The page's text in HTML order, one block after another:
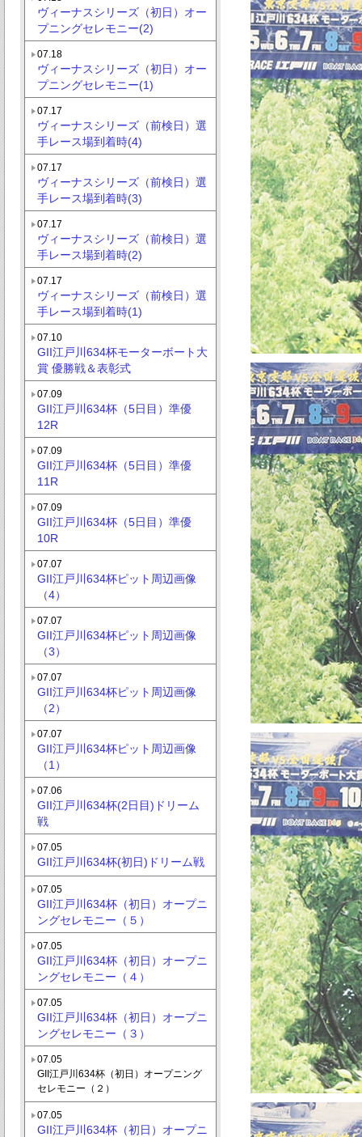
ヴィーナスシリーズ（初日）オー
プニングセレモニー(2)
07.18
ヴィーナスシリーズ（初日）オー
プニングセレモニー(1)
07.17
ヴィーナスシリーズ（前検日）選
手レース場到着時(4)
07.17
ヴィーナスシリーズ（前検日）選
手レース場到着時(3)
07.17
ヴィーナスシリーズ（前検日）選
手レース場到着時(2)
07.17
ヴィーナスシリーズ（前検日）選
手レース場到着時(1)
07.10
GII江戸川634杯モーターボート大
賞 優勝戦＆表彰式
07.09
GII江戸川634杯（5日目）準優
12R
07.09
GII江戸川634杯（5日目）準優
11R
07.09
GII江戸川634杯（5日目）準優
10R
07.07
GII江戸川634杯ピット周辺画像
（4）
07.07
GII江戸川634杯ピット周辺画像
（3）
07.07
GII江戸川634杯ピット周辺画像
（2）
07.07
GII江戸川634杯ピット周辺画像
（1）
07.06
GII江戸川634杯(2日目)ドリーム
戦
07.05
GII江戸川634杯(初日)ドリーム戦
07.05
GII江戸川634杯（初日）オープニ
ングセレモニー（５）
07.05
GII江戸川634杯（初日）オープニ
ングセレモニー（４）
07.05
GII江戸川634杯（初日）オープニ
ングセレモニー（３）
07.05
GII江戸川634杯（初日）オープニング
セレモニー（２）
07.05
GII江戸川634杯（初日）オープニ